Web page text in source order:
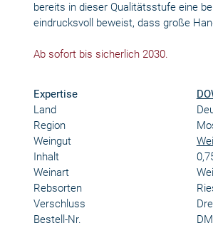
bereits in dieser Qualitätsstufe eine
eindrucksvoll beweist, dass große
Ab sofort bis sicherlich 2030.
Expertise
Land
Region
Weingut
Inhalt
Weinart
Rebsorten
Verschluss
Bestell-Nr.